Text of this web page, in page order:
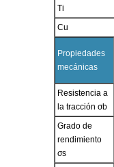
Ti
Cu
Propiedades
mecánicas
Resistencia a
la tracción σb
Grado de
rendimiento
σs